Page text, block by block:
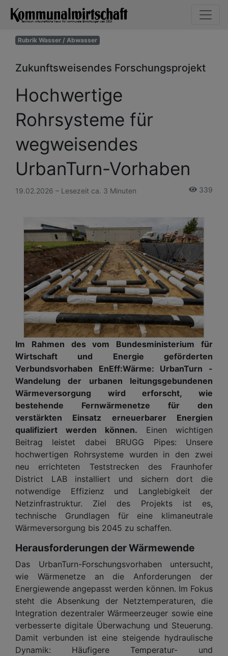
Rubrik Wasser / Abwasser
Zukunftsweisendes Forschungsprojekt
Hochwertige
Rohrsysteme für
wegweisendes
UrbanTurn-Vorhaben
19.02.2026 – Lesezeit ca. 3 Minuten 339
Im Rahmen des vom Bundesministerium für
Wirtschaft und Energie geförderten
Verbundsvorhaben EnEff:Wärme: UrbanTurn -
Wandelung der urbanen leitungsgebundenen
Wärmeversorgung wird erforscht, wie
bestehende Fernwärmenetze für den
verstärkten Einsatz erneuerbarer Energien
qualifiziert werden können. Einen wichtigen
Beitrag leistet dabei BRUGG Pipes: Unsere
hochwertigen Rohrsysteme wurden in den zwei
neu errichteten Teststrecken des Fraunhofer
District LAB installiert und sichern dort die
notwendige Effizienz und Langlebigkeit der
Netzinfrastruktur. Ziel des Projekts ist es,
technische Grundlagen für eine klimaneutrale
Wärmeversorgung bis 2045 zu schaffen.
Herausforderungen der Wärmewende
Das UrbanTurn-Forschungsvorhaben untersucht,
wie Wärmenetze an die Anforderungen der
Energiewende angepasst werden können. Im Fokus
steht die Absenkung der Netztemperaturen, die
Integration dezentraler Wärmeerzeuger sowie eine
verbesserte digitale Überwachung und Steuerung.
Damit verbunden ist eine steigende hydraulische
Dynamik: Häufigere Temperatur- und